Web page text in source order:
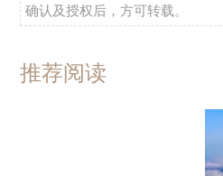
确认及授权后，方可转载。
推荐阅读